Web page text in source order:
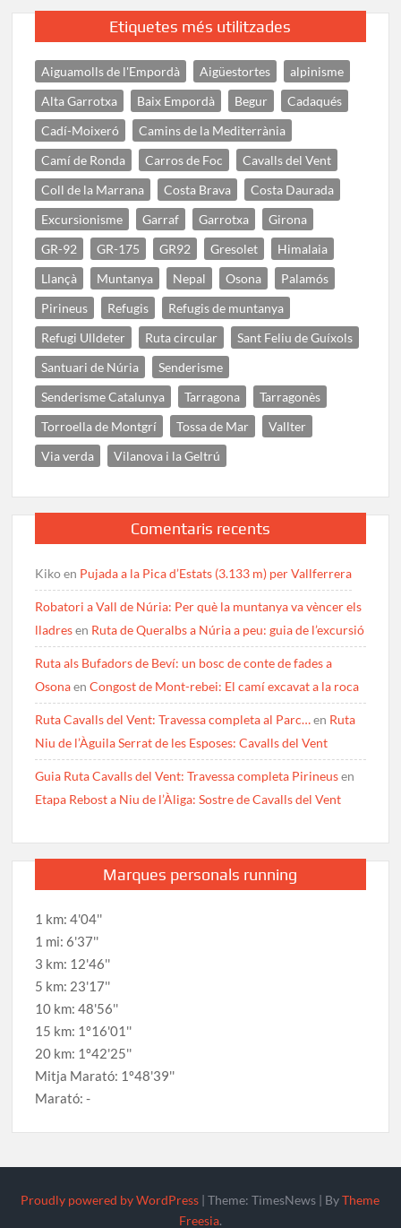
Etiquetes més utilitzades
Aiguamolls de l'Empordà Aigüestortes
alpinisme
Alta Garrotxa
Baix Empordà Begur
Cadaqués
Cadí-Moixeró
Camins de la Mediterrània
Camí de Ronda
Carros de Foc
Cavalls del Vent
Coll de la Marrana
Costa Brava
Costa Daurada
Excursionisme
Garraf Garrotxa
Girona
GR-92
GR-175 GR92 Gresolet
Himalaia
Llançà
Muntanya Nepal Osona
Palamós
Pirineus
Refugis
Refugis de muntanya
Refugi Ulldeter
Ruta circular
Sant Feliu de Guíxols
Santuari de Núria
Senderisme
Senderisme Catalunya
Tarragona
Tarragonès
Torroella de Montgrí
Tossa de Mar
Vallter
Via verda
Vilanova i la Geltrú
Comentaris recents
Kikoen Pujada a la Pica d’Estats (3.133 m) per Vallferrera
Robatori a Vall de Núria: Per què la muntanya va vèncer els
lladresen Ruta de Queralbs a Núria a peu: guia de l’excursió
Ruta als Bufadors de Beví: un bosc de conte de fades a
OsonaenCongost de Mont-rebei: El camí excavat a la roca
Ruta Cavalls del Vent: Travessa completa al Parc…en Ruta
Niu de l’Àguila Serrat de les Esposes: Cavalls del Vent
Guia Ruta Cavalls del Vent: Travessa completa Pirineusen
Etapa Rebost a Niu de l’Àliga: Sostre de Cavalls del Vent
Marques personals running
1 km: 4'04''
1 mi: 6'37''
3 km: 12'46''
5 km: 23'17''
10 km: 48'56''
15 km: 1º16'01''
20 km: 1º42'25''
Mitja Marató: 1º48'39''
Marató: -
Proudly powered by WordPress |Theme: TimesNews | ByTheme
Freesia.